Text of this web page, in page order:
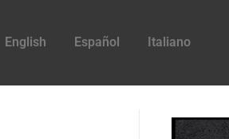
English Español Italiano